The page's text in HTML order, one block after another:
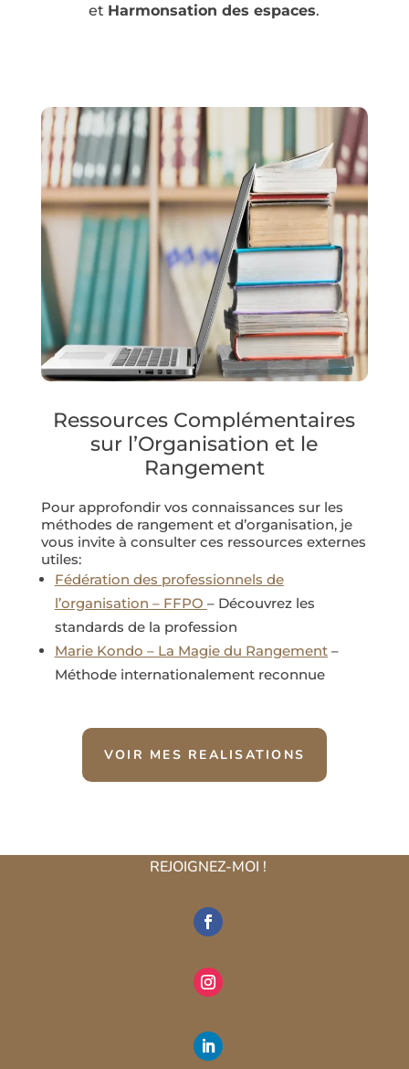
et Harmonsation des espaces.
Ressources Complémentaires
sur l’Organisation et le
Rangement
Pour approfondir vos connaissances sur les
méthodes de rangement et d’organisation, je
vous invite à consulter ces ressources externes
utiles:
Fédération des professionnels de
l’organisation – FFPO – Découvrez les
standards de la profession
Marie Kondo – La Magie du Rangement–
Méthode internationalement reconnue
VOIR MES REALISATIONS
REJOIGNEZ-MOI !